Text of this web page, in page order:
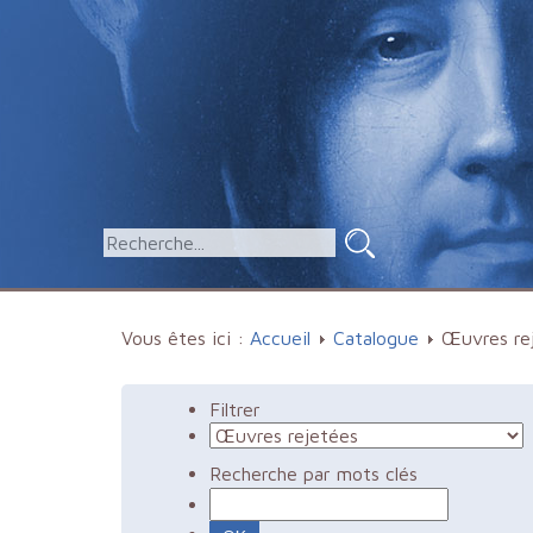
Vous êtes ici : Accueil Catalogue Œuvres
Filtrer
Recherche par mots clés